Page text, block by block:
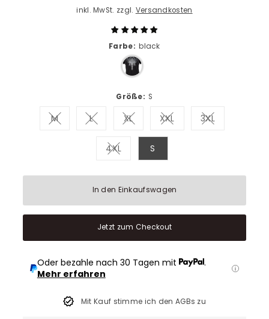
inkl. MwSt. zzgl. Versandkosten
Farbe: black
Größe: S
MVariante ausverkauft oder nicht verfügbar
LVariante ausverkauft oder nicht
XLVariante ausverkauft oder
XXLVariante ausverkauft
3XLVariante
4XLVariante ausverkauft oder nicht
S
In den Einkaufswagen
Jetzt zum Checkout
Oder bezahle nach 30 Tagen mit
.
Mehr erfahren
Mit Kauf stimme ich den AGBs zu